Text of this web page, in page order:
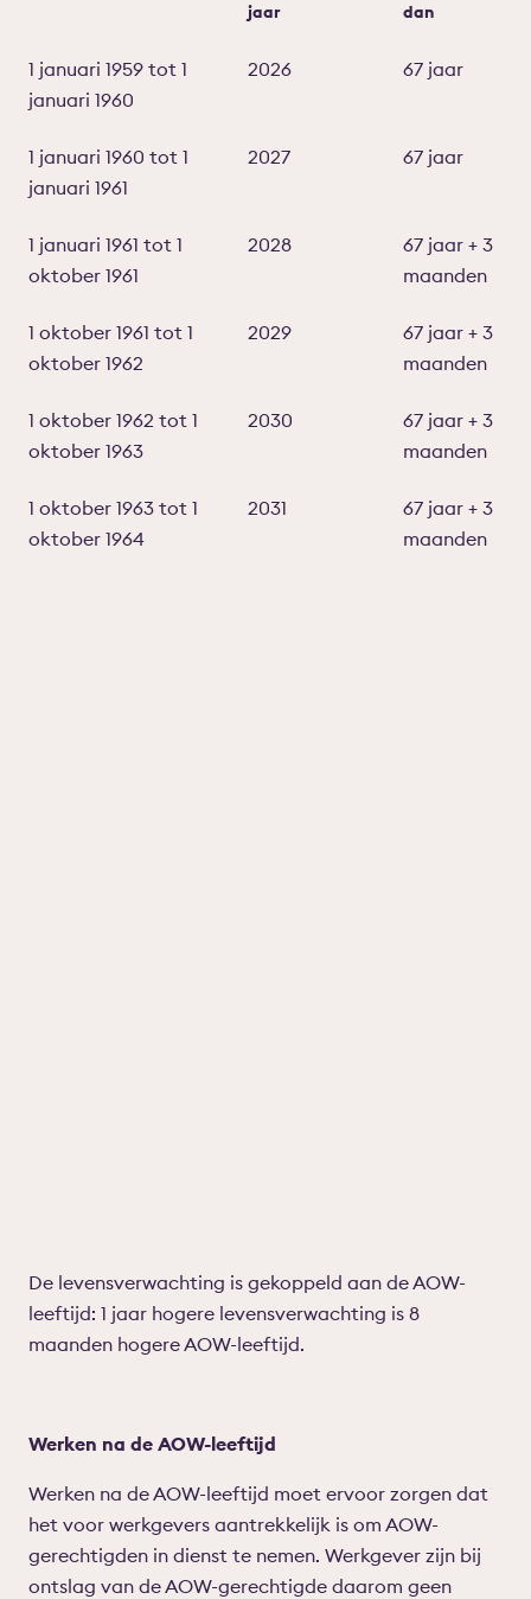
jaar
dan
1 januari 1959 tot 1
januari 1960
2026 67 jaar
1 januari 1960 tot 1
januari 1961
2027 67 jaar
1 januari 1961 tot 1
oktober 1961
2028
67 jaar + 3
maanden
1 oktober 1961 tot 1
oktober 1962
2029
67 jaar + 3
maanden
1 oktober 1962 tot 1
oktober 1963
2030
67 jaar + 3
maanden
1 oktober 1963 tot 1
oktober 1964
2031
67 jaar + 3
maanden
De levensverwachting is gekoppeld aan de AOW-
leeftijd: 1 jaar hogere levensverwachting is 8
maanden hogere AOW-leeftijd.
Werken na de AOW-leeftijd
Werken na de AOW-leeftijd moet ervoor zorgen dat
het voor werkgevers aantrekkelijk is om AOW-
gerechtigden in dienst te nemen. Werkgever zijn bij
ontslag van de AOW-gerechtigde daarom geen